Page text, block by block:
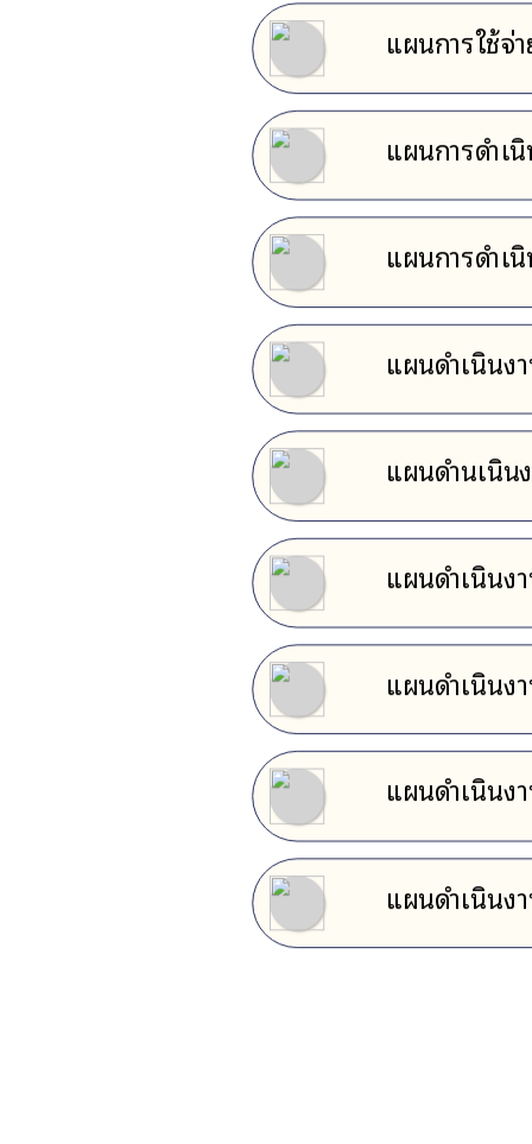
แผนการใช้จ่
แผนการดำเ
แผนการดำเ
แผนดำเนินง
แผนดำนเนิน
แผนดำเนินง
แผนดำเนินง
แผนดำเนินง
แผนดำเนินง